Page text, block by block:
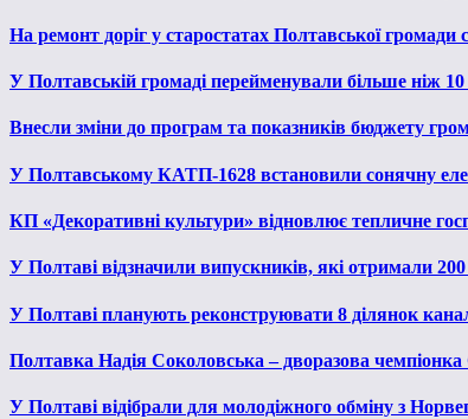
На ремонт доріг у старостатах Полтавської
У Полтавській громаді перейменували більше ніж 10
Внесли зміни до програм та показників бюджету
У Полтавському КАТП-1628 встановили сонячну
КП «Декоративні культури» відновлює тепличне
У Полтаві відзначили випускників, які отримали
У Полтаві планують реконструювати 8 ділянок
Полтавка Надія Соколовська – дворазова
У Полтаві відібрали для молодіжного обміну з